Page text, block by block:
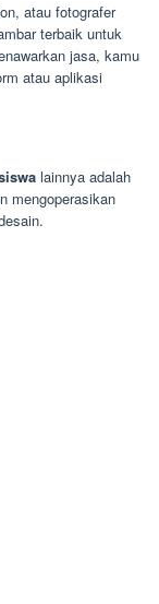
atau fotografer
terbaik untuk
jasa, kamu
atau aplikasi
lainnya adalah
mengoperasikan